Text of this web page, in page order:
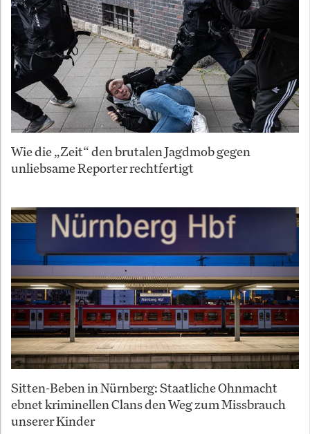
Wie die „Zeit“ den brutalen Jagdmob gegen
unliebsame Reporter rechtfertigt
Sitten-Beben in Nürnberg: Staatliche Ohnmacht
ebnet kriminellen Clans den Weg zum Missbrauch
unserer Kinder